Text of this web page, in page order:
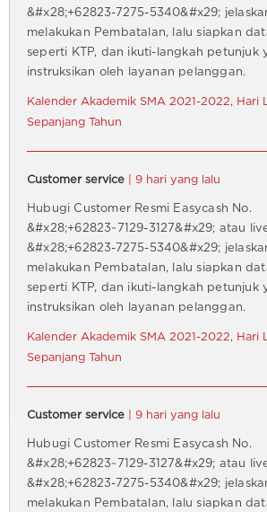
&#x28;+62823-7275-5340&#x29;
melakukan Pembatalan, lalu siapkan
seperti KTP, dan ikuti-langkah petunjuk
instruksikan oleh layanan pelanggan.
Kalender Akademik SMA 2021-2022, Hari
Sepanjang Tahun
Customer service | 9 hari yang lalu
Hubugi Customer Resmi Easycash No.
&#x28;+62823~7129-3127&#x29; atau
&#x28;+62823-7275-5340&#x29;
melakukan Pembatalan, lalu siapkan
seperti KTP, dan ikuti-langkah petunjuk
instruksikan oleh layanan pelanggan.
Kalender Akademik SMA 2021-2022, Hari
Sepanjang Tahun
Customer service | 9 hari yang lalu
Hubugi Customer Resmi Easycash No.
&#x28;+62823~7129-3127&#x29; atau
&#x28;+62823-7275-5340&#x29;
melakukan Pembatalan, lalu siapkan